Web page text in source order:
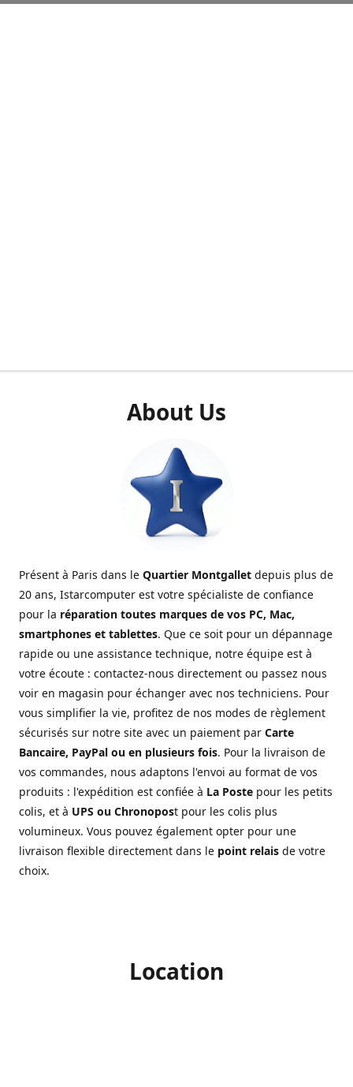
About Us
Présent à Paris dans le Quartier Montgallet depuis plus de
20 ans, Istarcomputer est votre spécialiste de confiance
pour la réparation toutes marques de vos PC, Mac,
smartphones et tablettes. Que ce soit pour un dépannage
rapide ou une assistance technique, notre équipe est à
votre écoute : contactez-nous directement ou passez nous
voir en magasin pour échanger avec nos techniciens. Pour
vous simplifier la vie, profitez de nos modes de règlement
sécurisés sur notre site avec un paiement par Carte
Bancaire, PayPal ou en plusieurs fois. Pour la livraison de
vos commandes, nous adaptons l'envoi au format de vos
produits : l'expédition est confiée à La Poste pour les petits
colis, et à UPS ou Chronopost pour les colis plus
volumineux. Vous pouvez également opter pour une
livraison flexible directement dans le point relais de votre
choix.
Location